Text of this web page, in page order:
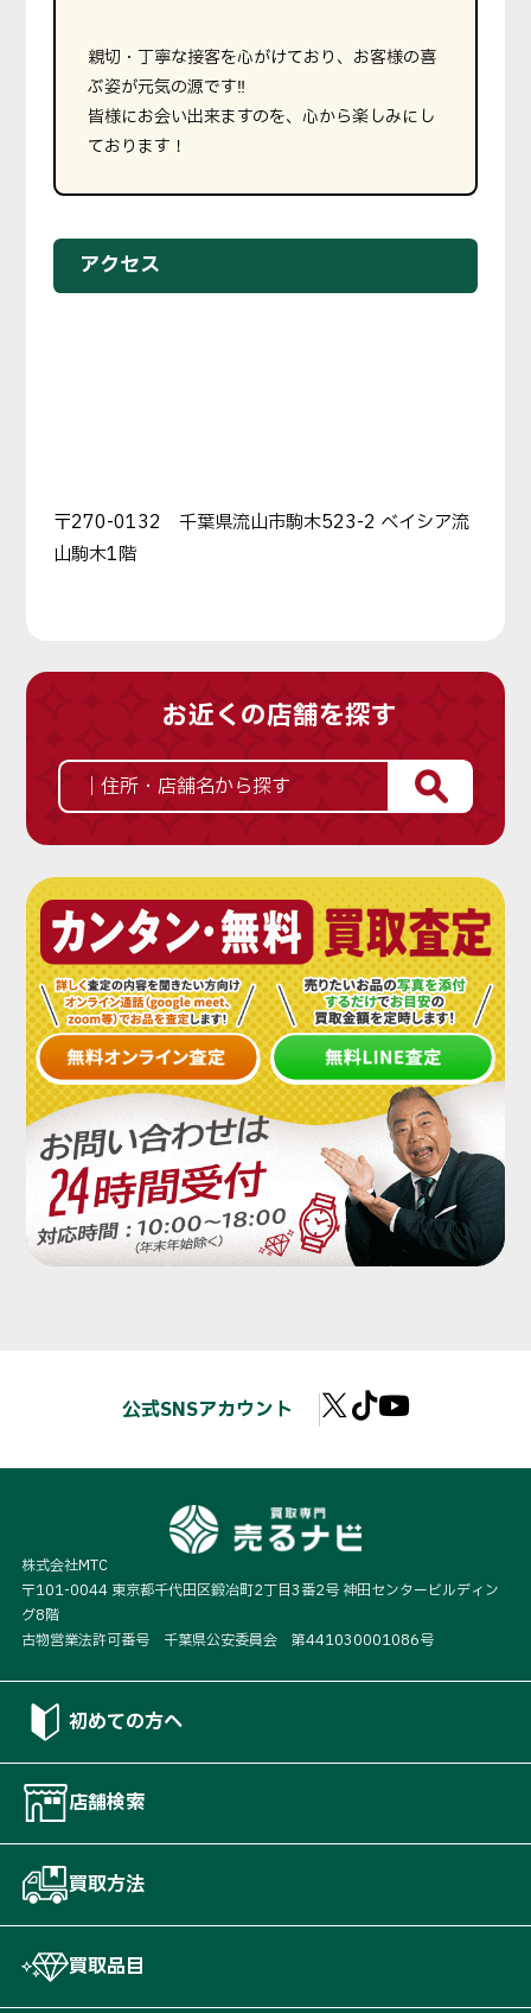
親切・丁寧な接客を心がけており、お客様の喜
ぶ姿が元気の源です‼
皆様にお会い出来ますのを、心から楽しみにし
ております！
アクセス
〒270-0132 千葉県流山市駒木523-2 ベイシア流
山駒木1階
お近くの店舗を探す
公式SNSアカウント
株式会社MTC
〒101-0044 東京都千代田区鍛冶町2丁目3番2号 神田センタービルディン
グ8階
古物営業法許可番号 千葉県公安委員会 第441030001086号
初めての方へ
店舗検索
買取方法
買取品目